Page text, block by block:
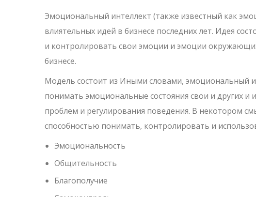
Эмоциональный интеллект (также известный как
влиятельных идей в бизнесе последних лет. Идея
и контролировать свои эмоции и эмоции
бизнесе.
Модель состоит из Иными словами, эмоциональный
понимать эмоциональные состояния свои и других
проблем и регулирования поведения. В некотором
способностью понимать, контролировать и
Эмоциональность
Общительность
Благополучие